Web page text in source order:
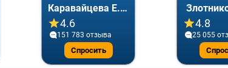
Каравайцева Е.А.
4.6
151 783 отзывa
Спросить
4.8
25 055